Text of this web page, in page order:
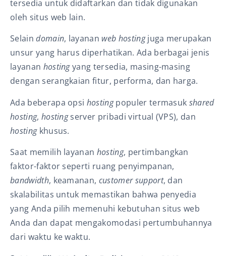
tersedia untuk didaftarkan dan tidak digunakan
oleh situs web lain.
Selaindomain, layanan web hostingjuga merupakan
unsur yang harus diperhatikan. Ada berbagai jenis
layanan hostingyang tersedia, masing-masing
dengan serangkaian fitur, performa, dan harga.
Ada beberapa opsi hostingpopuler termasuk shared
hosting, hostingserver pribadi virtual (VPS), dan
hosting khusus.
Saat memilih layanan hosting, pertimbangkan
faktor-faktor seperti ruang penyimpanan,
bandwidth, keamanan, customer support, dan
skalabilitas untuk memastikan bahwa penyedia
yang Anda pilih memenuhi kebutuhan situs web
Anda dan dapat mengakomodasi pertumbuhannya
dari waktu ke waktu.